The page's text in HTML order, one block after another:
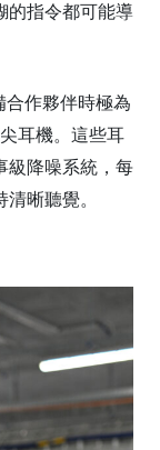
的指令都可能導
合作夥伴時極為
耳機。這些耳
級降噪系統，每
晰聽覺。